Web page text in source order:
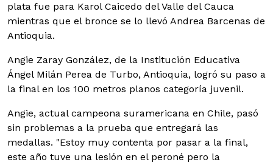
plata fue para Karol Caicedo del Valle del Cauca
mientras que el bronce se lo llevó Andrea Barcenas de
Antioquia.
Angie Zaray González, de la Institución Educativa
Ángel Milán Perea de Turbo, Antioquia, logró su paso a
la final en los 100 metros planos categoría juvenil.
Angie, actual campeona suramericana en Chile, pasó
sin problemas a la prueba que entregará las
medallas. "Estoy muy contenta por pasar a la final,
este año tuve una lesión en el peroné pero la